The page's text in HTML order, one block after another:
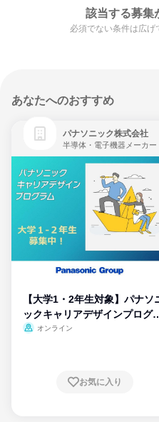
該当する募集
必須でない条件は広げ
あなたへのおすすめ
パナソニック株式会社
半導体・電子機器メーカー
【大学1・2年生対象】パナソ
ックキャリアデザインプログ
ム
オンライン
お気に入り